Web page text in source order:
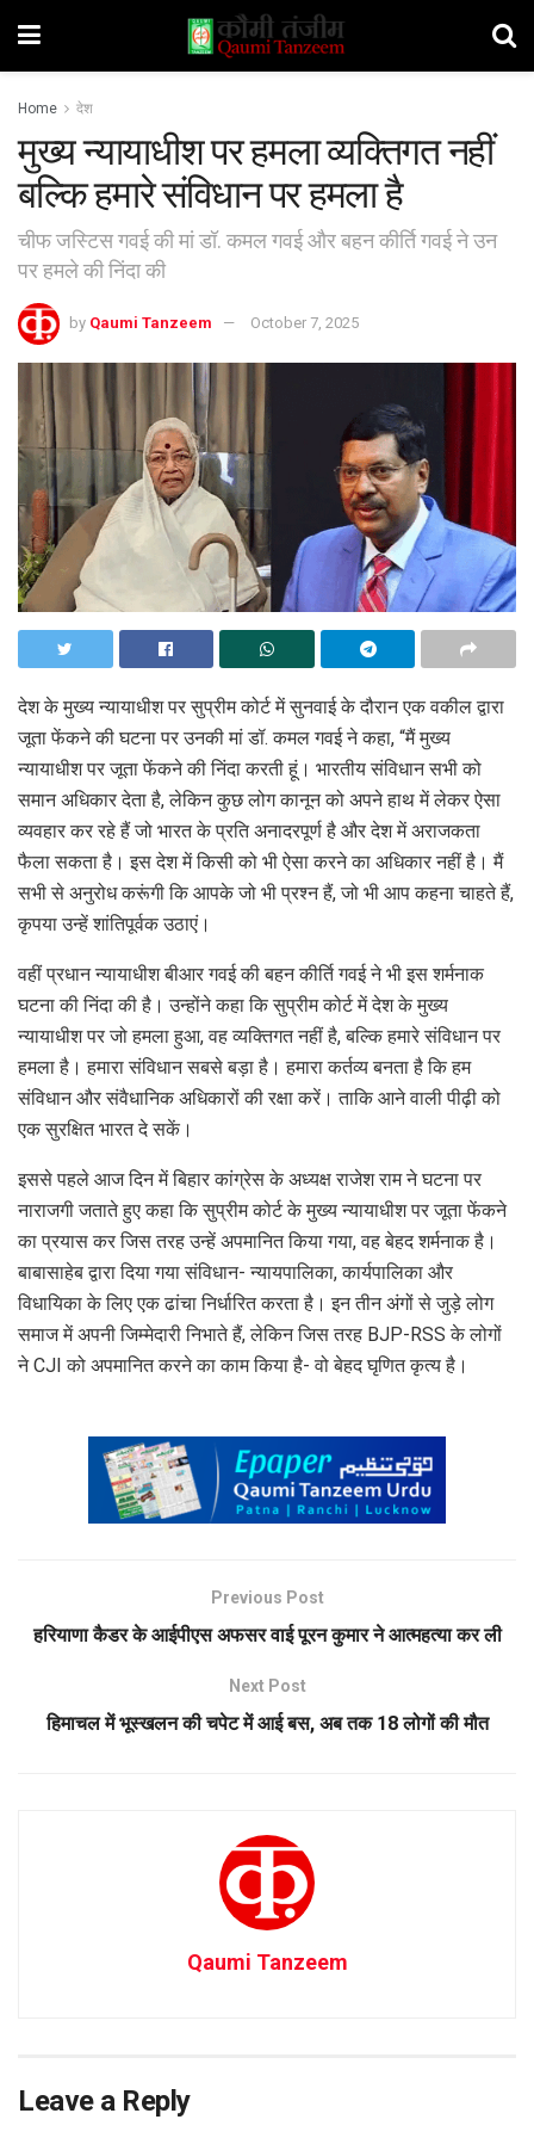
Home देश
मुख्य न्यायाधीश पर हमला व्यक्तिगत नहीं
बल्कि हमारे संविधान पर हमला है
चीफ जस्टिस गवई की मां डॉ. कमल गवई और बहन कीर्ति गवई ने उन
पर हमले की निंदा की
by Qaumi Tanzeem October 7, 2025
देश के मुख्य न्यायाधीश पर सुप्रीम कोर्ट में सुनवाई के दौरान एक वकील द्वारा
जूता फेंकने की घटना पर उनकी मां डॉ. कमल गवई ने कहा, “मैं मुख्य
न्यायाधीश पर जूता फेंकने की निंदा करती हूं। भारतीय संविधान सभी को
समान अधिकार देता है, लेकिन कुछ लोग कानून को अपने हाथ में लेकर ऐसा
व्यवहार कर रहे हैं जो भारत के प्रति अनादरपूर्ण है और देश में अराजकता
फैला सकता है। इस देश में किसी को भी ऐसा करने का अधिकार नहीं है। मैं
सभी से अनुरोध करूंगी कि आपके जो भी प्रश्न हैं, जो भी आप कहना चाहते हैं,
कृपया उन्हें शांतिपूर्वक उठाएं।
वहीं प्रधान न्यायाधीश बीआर गवई की बहन कीर्ति गवई ने भी इस शर्मनाक
घटना की निंदा की है। उन्होंने कहा कि सुप्रीम कोर्ट में देश के मुख्य
न्यायाधीश पर जो हमला हुआ, वह व्यक्तिगत नहीं है, बल्कि हमारे संविधान पर
हमला है। हमारा संविधान सबसे बड़ा है। हमारा कर्तव्य बनता है कि हम
संविधान और संवैधानिक अधिकारों की रक्षा करें। ताकि आने वाली पीढ़ी को
एक सुरक्षित भारत दे सकें।
इससे पहले आज दिन में बिहार कांग्रेस के अध्यक्ष राजेश राम ने घटना पर
नाराजगी जताते हुए कहा कि सुप्रीम कोर्ट के मुख्य न्यायाधीश पर जूता फेंकने
का प्रयास कर जिस तरह उन्हें अपमानित किया गया, वह बेहद शर्मनाक है।
बाबासाहेब द्वारा दिया गया संविधान- न्यायपालिका, कार्यपालिका और
विधायिका के लिए एक ढांचा निर्धारित करता है। इन तीन अंगों से जुड़े लोग
समाज में अपनी जिम्मेदारी निभाते हैं, लेकिन जिस तरह BJP-RSS के लोगों
ने CJI को अपमानित करने का काम किया है- वो बेहद घृणित कृत्य है।
Previous Post
हरियाणा कैडर के आईपीएस अफसर वाई पूरन कुमार ने आत्महत्या कर ली
Next Post
हिमाचल में भूस्खलन की चपेट में आई बस, अब तक 18 लोगों की मौत
Qaumi Tanzeem
Leave a Reply